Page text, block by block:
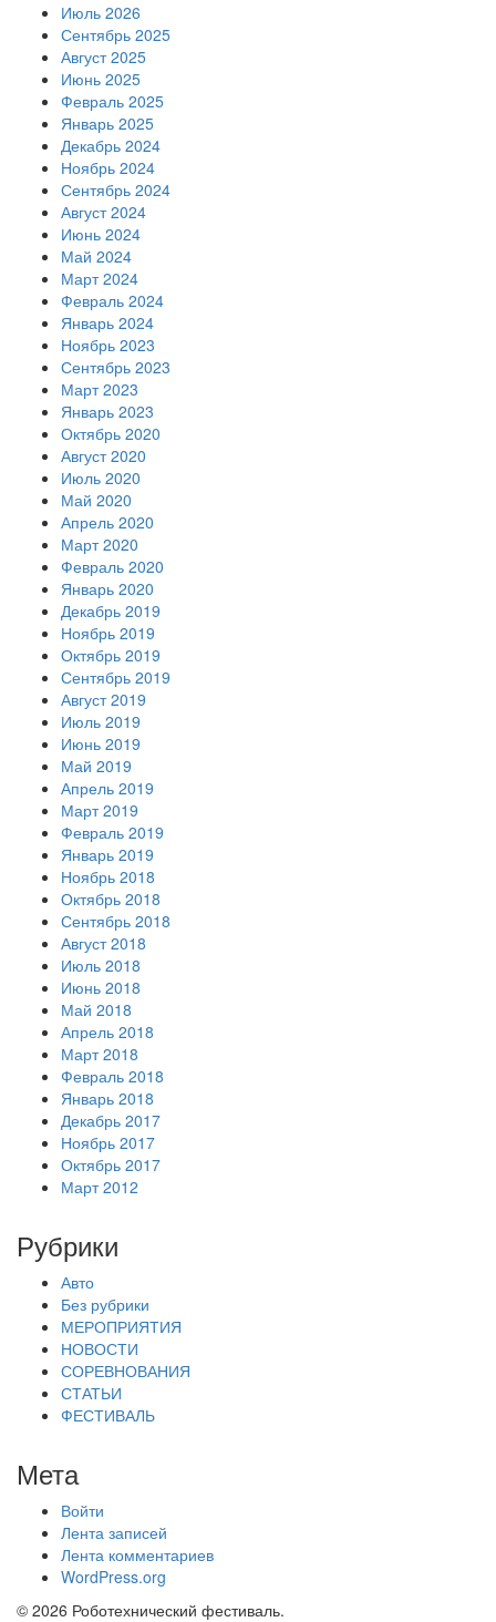
Июль 2026
Сентябрь 2025
Август 2025
Июнь 2025
Февраль 2025
Январь 2025
Декабрь 2024
Ноябрь 2024
Сентябрь 2024
Август 2024
Июнь 2024
Май 2024
Март 2024
Февраль 2024
Январь 2024
Ноябрь 2023
Сентябрь 2023
Март 2023
Январь 2023
Октябрь 2020
Август 2020
Июль 2020
Май 2020
Апрель 2020
Март 2020
Февраль 2020
Январь 2020
Декабрь 2019
Ноябрь 2019
Октябрь 2019
Сентябрь 2019
Август 2019
Июль 2019
Июнь 2019
Май 2019
Апрель 2019
Март 2019
Февраль 2019
Январь 2019
Ноябрь 2018
Октябрь 2018
Сентябрь 2018
Август 2018
Июль 2018
Июнь 2018
Май 2018
Апрель 2018
Март 2018
Февраль 2018
Январь 2018
Декабрь 2017
Ноябрь 2017
Октябрь 2017
Март 2012
Рубрики
Авто
Без рубрики
МЕРОПРИЯТИЯ
НОВОСТИ
СОРЕВНОВАНИЯ
СТАТЬИ
ФЕСТИВАЛЬ
Мета
Войти
Лента записей
Лента комментариев
WordPress.org
© 2026 Роботехнический фестиваль.